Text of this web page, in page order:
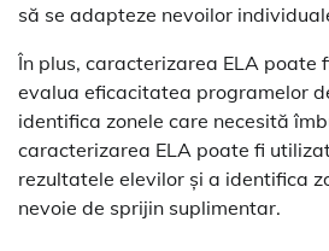
să se adapteze nevoilor
În plus, caracterizarea ELA poate
evalua eficacitatea programelor
identifica zonele care necesită
caracterizarea ELA poate fi
rezultatele elevilor și a identifica
nevoie de sprijin suplimentar.